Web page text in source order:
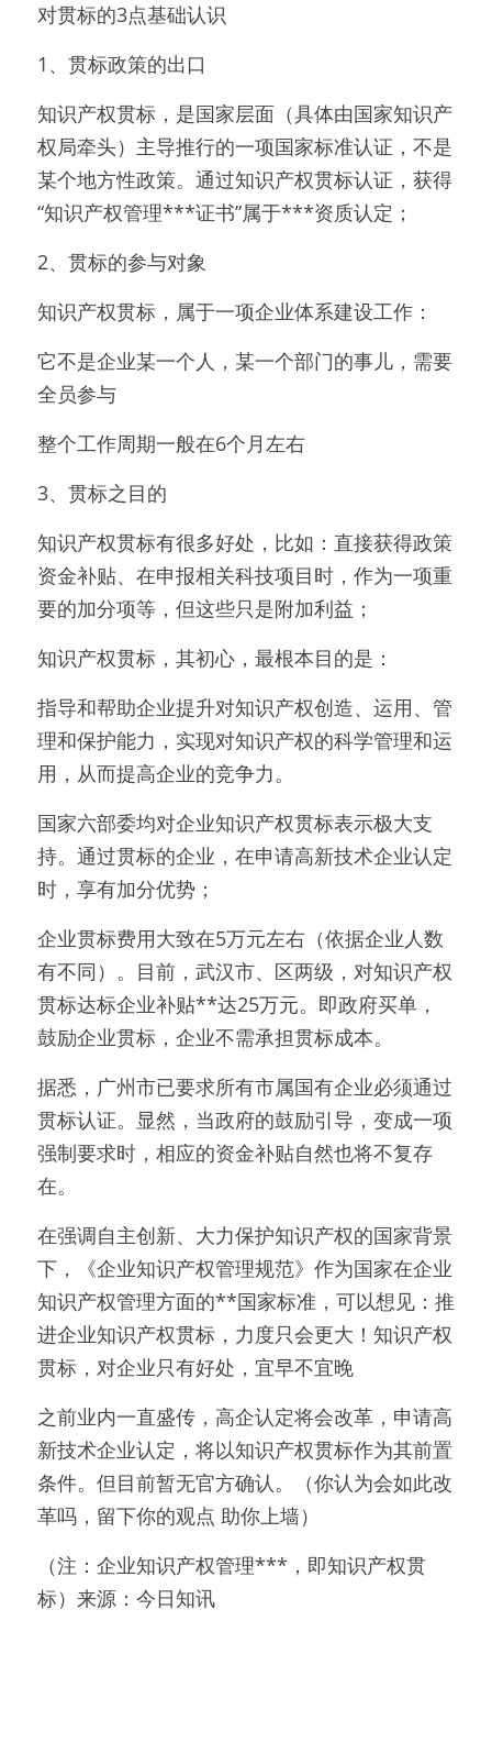
对贯标的3点基础认识
1、贯标政策的出口
知识产权贯标，是国家层面（具体由国家知识产
权局牵头）主导推行的一项国家标准认证，不是
某个地方性政策。通过知识产权贯标认证，获得
“知识产权管理***证书”属于***资质认定；
2、贯标的参与对象
知识产权贯标，属于一项企业体系建设工作：
它不是企业某一个人，某一个部门的事儿，需要
全员参与
整个工作周期一般在6个月左右
3、贯标之目的
知识产权贯标有很多好处，比如：直接获得政策
资金补贴、在申报相关科技项目时，作为一项重
要的加分项等，但这些只是附加利益；
知识产权贯标，其初心，最根本目的是：
指导和帮助企业提升对知识产权创造、运用、管
理和保护能力，实现对知识产权的科学管理和运
用，从而提高企业的竞争力。
国家六部委均对企业知识产权贯标表示极大支
持。通过贯标的企业，在申请高新技术企业认定
时，享有加分优势；
企业贯标费用大致在5万元左右（依据企业人数
有不同）。目前，武汉市、区两级，对知识产权
贯标达标企业补贴**达25万元。即政府买单，
鼓励企业贯标，企业不需承担贯标成本。
据悉，广州市已要求所有市属国有企业必须通过
贯标认证。显然，当政府的鼓励引导，变成一项
强制要求时，相应的资金补贴自然也将不复存
在。
在强调自主创新、大力保护知识产权的国家背景
下，《企业知识产权管理规范》作为国家在企业
知识产权管理方面的**国家标准，可以想见：推
进企业知识产权贯标，力度只会更大！知识产权
贯标，对企业只有好处，宜早不宜晚
之前业内一直盛传，高企认定将会改革，申请高
新技术企业认定，将以知识产权贯标作为其前置
条件。但目前暂无官方确认。（你认为会如此改
革吗，留下你的观点 助你上墙）
（注：企业知识产权管理***，即知识产权贯
标）来源：今日知讯